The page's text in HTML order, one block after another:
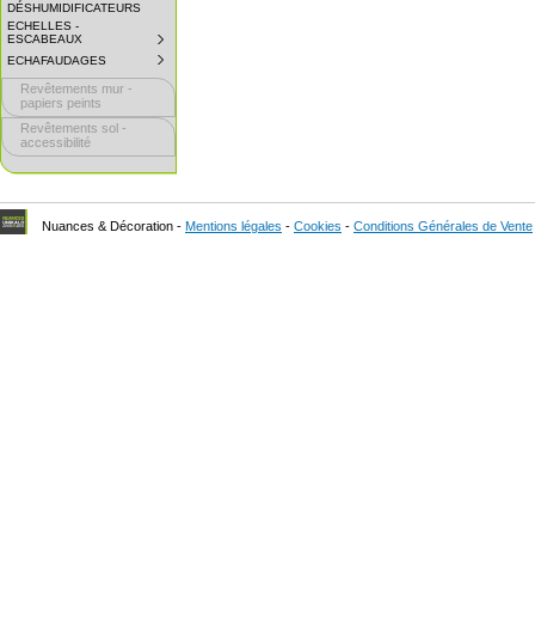
DÉSHUMIDIFICATEURS
ECHELLES -
ESCABEAUX
COLLAPSED.
CLICK
TO
EXPAND
ECHAFAUDAGES
COLLAPSED.
CLICK
EXPAND
SUBMENU.
Revêtements mur -
papiers peints
Revêtements sol -
accessibilité
Nuances & Décoration - Mentions légales - Cookies - Conditions Générales de Vente